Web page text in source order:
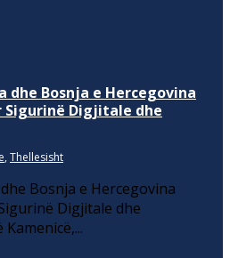
dhe Bosnja e Hercegovina
Sigurinë Digjitale dhe
, Thellesisht
Bosnja e Hercegovina
Digjitale dhe